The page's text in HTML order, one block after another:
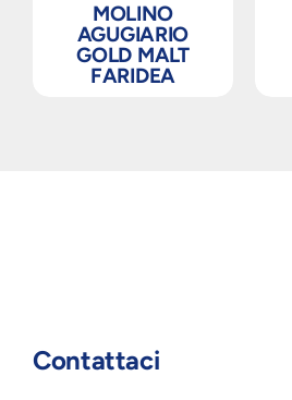
MOLINO
AGUGIARIO
GOLD MALT
FARIDEA
Contattaci